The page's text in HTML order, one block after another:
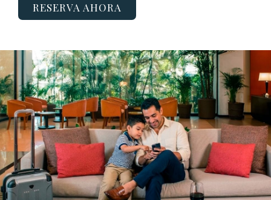
RESERVA AHORA